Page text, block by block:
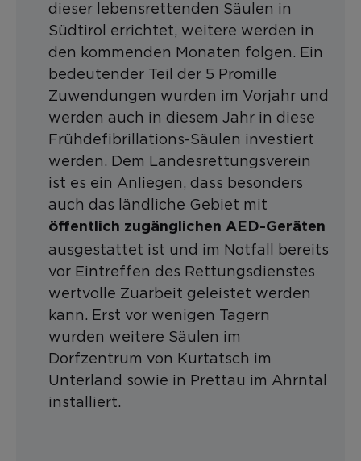
dieser lebensrettenden Säulen in
Südtirol errichtet, weitere werden in
den kommenden Monaten folgen. Ein
bedeutender Teil der 5 Promille
Zuwendungen wurden im Vorjahr und
werden auch in diesem Jahr in diese
Frühdefibrillations-Säulen investiert
werden. Dem Landesrettungsverein
ist es ein Anliegen, dass besonders
auch das ländliche Gebiet mit
öffentlich zugänglichen AED-Geräten
ausgestattet ist und im Notfall bereits
vor Eintreffen des Rettungsdienstes
wertvolle Zuarbeit geleistet werden
kann. Erst vor wenigen Tagern
wurden weitere Säulen im
Dorfzentrum von Kurtatsch im
Unterland sowie in Prettau im Ahrntal
installiert.